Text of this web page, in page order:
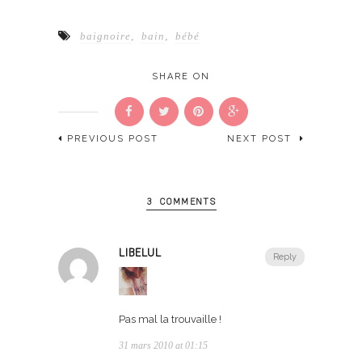
baignoire bain bébé
SHARE ON
PREVIOUS POST NEXT POST
3 COMMENTS
Reply
LIBELUL
Pas mal la trouvaille !
31 mars 2010 at 01:15